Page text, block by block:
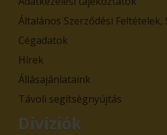
Általános Szerződési Feltételek,
Cégadatok
Hírek
Állásajánlataink
Távoli segítségnyújtás
Divíziók